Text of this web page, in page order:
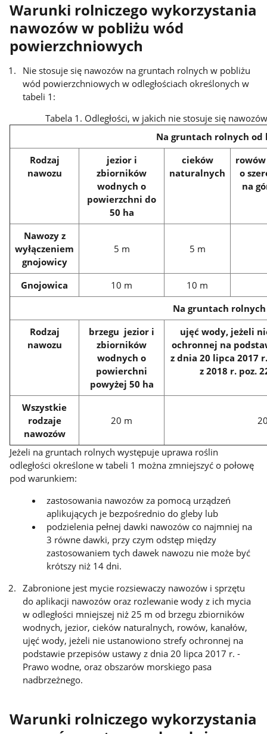
Warunki rolniczego wykorzystania
nawozów w pobliżu wód
powierzchniowych
Nie stosuje się nawozów na gruntach rolnych w pobliżu
wód powierzchniowych w odległościach określonych w
tabeli 1:
Tabela 1. Odległości, w jakich nie stosuje się
Na gruntach rolnych od
Rodzaj
nawozu
jezior i
zbiorników
wodnych o
powierzchni do
50 ha
cieków
naturalnych
o
na
Nawozy z
wyłączeniem
gnojowicy
5 m 5 m
Gnojowica 10 m
10 m
Na gruntach rolnych
Rodzaj
nawozu
brzegu jezior i
zbiorników
wodnych o
powierchni
powyżej 50 ha
ujęć wody, jeżeli
ochronnej na
z dnia 20 lipca 2017
z 2018 r. poz.
Wszystkie
rodzaje
nawozów
20 m
Jeżeli na gruntach rolnych występuje uprawa roślin
odległości określone w tabeli 1 można zmniejszyć o połowę
pod warunkiem:
zastosowania nawozów za pomocą urządzeń
aplikujących je bezpośrednio do gleby lub
podzielenia pełnej dawki nawozów co najmniej na
3 równe dawki, przy czym odstęp między
zastosowaniem tych dawek nawozu nie może być
krótszy niż 14 dni.
Zabronione jest mycie rozsiewaczy nawozów i sprzętu
do aplikacji nawozów oraz rozlewanie wody z ich mycia
w odległości mniejszej niż 25 m od brzegu zbiorników
wodnych, jezior, cieków naturalnych, rowów, kanałów,
ujęć wody, jeżeli nie ustanowiono strefy ochronnej na
podstawie przepisów ustawy z dnia 20 lipca 2017 r. -
Prawo wodne, oraz obszarów morskiego pasa
nadbrzeżnego.
Warunki rolniczego wykorzystania